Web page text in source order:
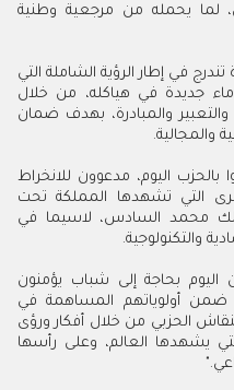
لما يحمله من مرجعية وطنية
في إطار الرؤية الشاملة التي
جديدة في هياكله، من خلال
والمبادرة، بهدف ضمان
والمجالية.
بالحزب اليوم، مدعوون للانخراط
التي تشهدها المملكة تحت
محمد السادس، لاسيما في
والتكنولوجية.
اليوم بحاجة إلى شباب يؤمنون
ضمن أولوياتهم المساهمة في
الحزبي من خلال أفكار ورؤى
يشهدها العالم، وعلى رأسها